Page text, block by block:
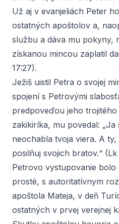
Už aj v evanjeliách Peter
ostatných apoštolov a,
službu a dáva mu pokyny,
získanou mincou zaplatil
17:27).
Ježiš uistil Petra o svojej
spojení s Petrovými
predpoveďou jeho
zakikiríka, mu povedal:
neochabla tvoja viera. A
posilňuj svojich bratov.“ (Lk
Petrovo vystupovanie
prosté, s autoritatívnym
apoštola Mateja, v deň
ostatných v prvej verejnej